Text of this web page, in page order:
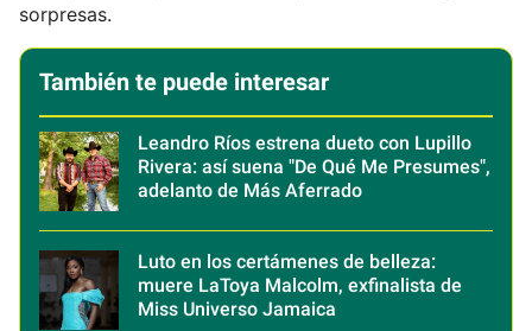
sorpresas.
También te puede interesar
Leandro Ríos estrena dueto con Lupillo
Rivera: así suena "De Qué Me Presumes",
adelanto de Más Aferrado
Luto en los certámenes de belleza:
muere LaToya Malcolm, exfinalista de
Miss Universo Jamaica